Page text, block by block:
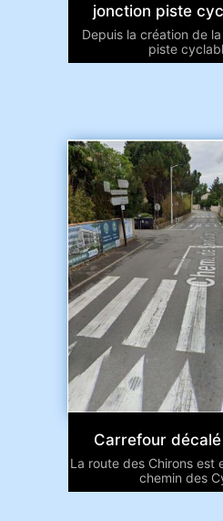
jonction piste
Depuis la création de
piste
Carrefour
La route des Chirons est
chemin des